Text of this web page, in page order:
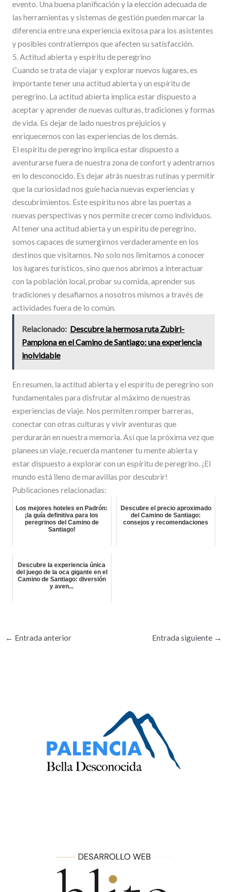
evento. Una buena planificación y la elección adecuada de
las herramientas y sistemas de gestión pueden marcar la
diferencia entre una experiencia exitosa para los asistentes
y posibles contratiempos que afecten su satisfacción.
5. Actitud abierta y espíritu de peregrino
Cuando se trata de viajar y explorar nuevos lugares, es
importante tener una actitud abierta y un espíritu de
peregrino. La actitud abierta implica estar dispuesto a
aceptar y aprender de nuevas culturas, tradiciones y formas
de vida. Es dejar de lado nuestros prejuicios y
enriquecernos con las experiencias de los demás.
El espíritu de peregrino implica estar dispuesto a
aventurarse fuera de nuestra zona de confort y adentrarnos
en lo desconocido. Es dejar atrás nuestras rutinas y permitir
que la curiosidad nos guíe hacia nuevas experiencias y
descubrimientos. Este espíritu nos abre las puertas a
nuevas perspectivas y nos permite crecer como individuos.
Al tener una actitud abierta y un espíritu de peregrino,
somos capaces de sumergirnos verdaderamente en los
destinos que visitamos. No solo nos limitamos a conocer
los lugares turísticos, sino que nos abrimos a interactuar
con la población local, probar su comida, aprender sus
tradiciones y desafiarnos a nosotros mismos a través de
actividades fuera de lo común.
Relacionado: Descubre la hermosa ruta Zubiri-
Pamplona en el Camino de Santiago: una experiencia
inolvidable
En resumen, la actitud abierta y el espíritu de peregrino son
fundamentales para disfrutar al máximo de nuestras
experiencias de viaje. Nos permiten romper barreras,
conectar con otras culturas y vivir aventuras que
perdurarán en nuestra memoria. Así que la próxima vez que
planees un viaje, recuerda mantener tu mente abierta y
estar dispuesto a explorar con un espíritu de peregrino. ¡El
mundo está lleno de maravillas por descubrir!
Publicaciones relacionadas:
Los mejores hoteles en Padrón:
¡la guía definitiva para los
peregrinos del Camino de
Santiago!
Descubre el precio aproximado
del Camino de Santiago:
consejos y recomendaciones
Descubre la experiencia única
del juego de la oca gigante en el
Camino de Santiago: diversión
y aven...
← Entrada anterior Entrada siguiente →